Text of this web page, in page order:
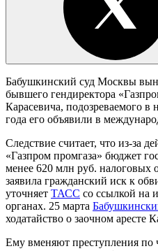
Бабушкинский суд Москвы
бывшего гендиректора
Карасевича, подозреваемого в
года его объявили в
Следствие считает, что из-за
«Газпром промгаза» бюджет
менее 620 млн руб.
заявила гражданский иск к
уточняет ТАСС со ссылкой на
органах. 25 марта
ходатайство о заочном аресте
Ему вменяют преступления по